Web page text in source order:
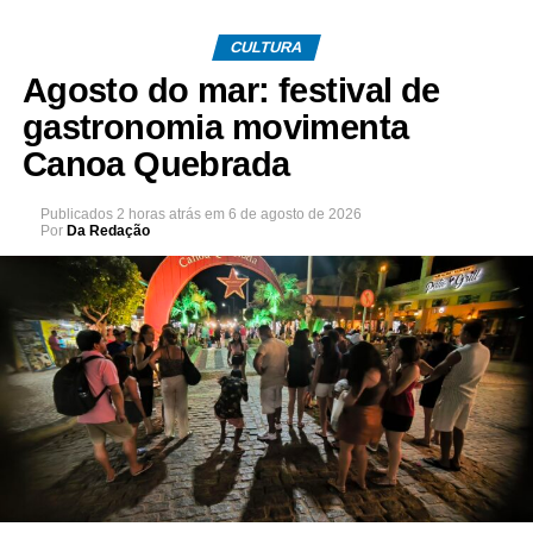
CULTURA
Agosto do mar: festival de
gastronomia movimenta
Canoa Quebrada
Publicados 2 horas atrás em 6 de agosto de 2026
Por Da Redação